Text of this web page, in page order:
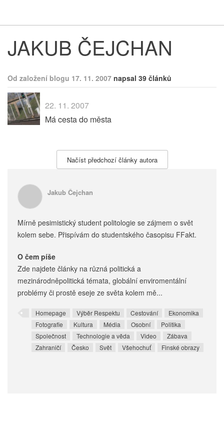
JAKUB ČEJCHAN
Od založení blogu 17. 11. 2007 napsal 39 článků
22. 11. 2007
Má cesta do města
Načíst předchozí články autora
Jakub Čejchan
Mírně pesimistický student politologie se zájmem o svět
kolem sebe. Přispívám do studentského časopisu FFakt.
O čem píše
Zde najdete články na různá politická a
mezinárodněpolitická témata, globální enviromentální
problémy či prostě eseje ze světa kolem mě...
Homepage Výběr Respektu Cestování
Ekonomika
Fotografie
Kultura Média Osobní
Politika
Společnost
Technologie a věda Video
Zábava
Zahraničí
Česko Svět Všehochuť Finské obrazy